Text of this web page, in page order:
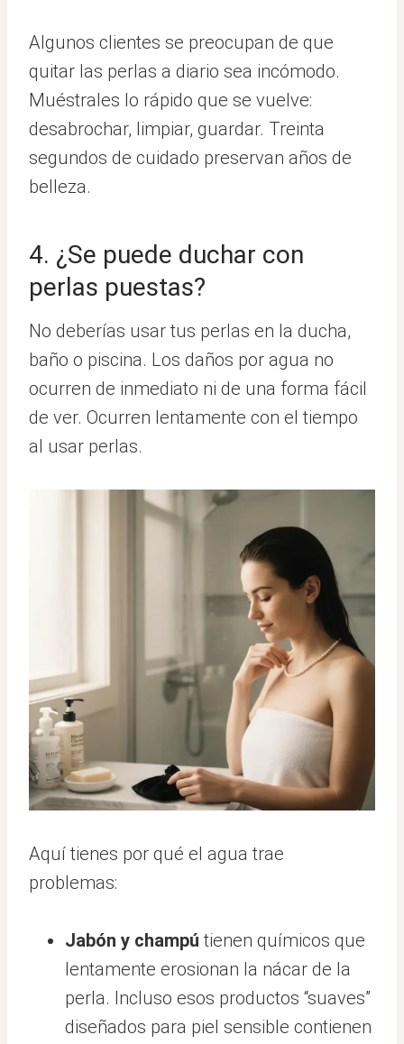
Algunos clientes se preocupan de que
quitar las perlas a diario sea incómodo.
Muéstrales lo rápido que se vuelve:
desabrochar, limpiar, guardar. Treinta
segundos de cuidado preservan años de
belleza.
4. ¿Se puede duchar con
perlas puestas?
No deberías usar tus perlas en la ducha,
baño o piscina. Los daños por agua no
ocurren de inmediato ni de una forma fácil
de ver. Ocurren lentamente con el tiempo
al usar perlas.
Aquí tienes por qué el agua trae
problemas:
Jabón y champú tienen químicos que
lentamente erosionan la nácar de la
perla. Incluso esos productos “suaves”
diseñados para piel sensible contienen